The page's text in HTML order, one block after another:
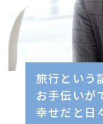
旅行という
お手伝いが
幸せだと日